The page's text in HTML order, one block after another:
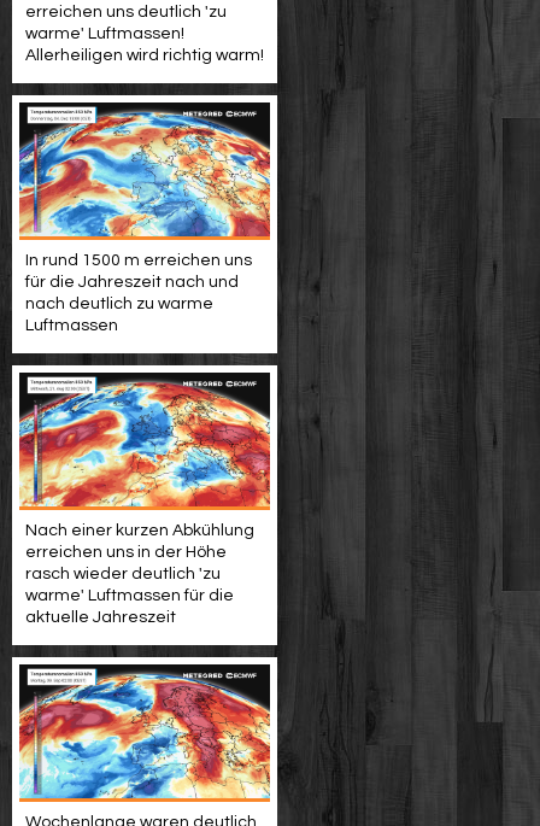
erreichen uns deutlich 'zu
warme' Luftmassen!
Allerheiligen wird richtig warm!
In rund 1500 m erreichen uns
für die Jahreszeit nach und
nach deutlich zu warme
Luftmassen
Nach einer kurzen Abkühlung
erreichen uns in der Höhe
rasch wieder deutlich 'zu
warme' Luftmassen für die
aktuelle Jahreszeit
Wochenlange waren deutlich